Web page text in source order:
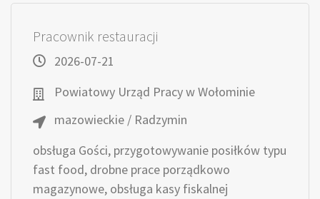
Pracownik restauracji
2026-07-21
Powiatowy Urząd Pracy w Wołominie
mazowieckie / Radzymin
obsługa Gości, przygotowywanie posiłków typu
fast food, drobne prace porządkowo
magazynowe, obsługa kasy fiskalnej